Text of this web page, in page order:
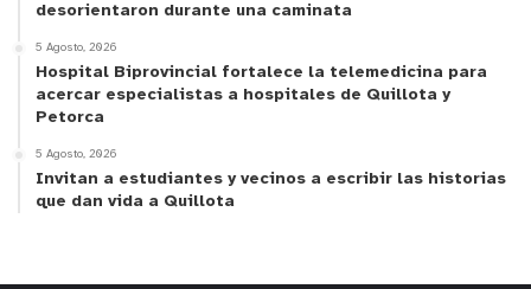
desorientaron durante una caminata
5 Agosto, 2026
Hospital Biprovincial fortalece la telemedicina para
acercar especialistas a hospitales de Quillota y
Petorca
5 Agosto, 2026
Invitan a estudiantes y vecinos a escribir las historias
que dan vida a Quillota